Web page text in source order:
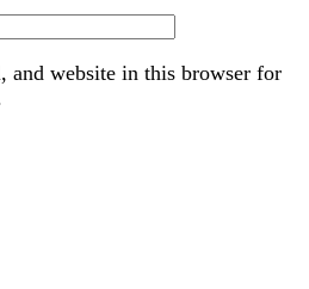
and website in this browser for